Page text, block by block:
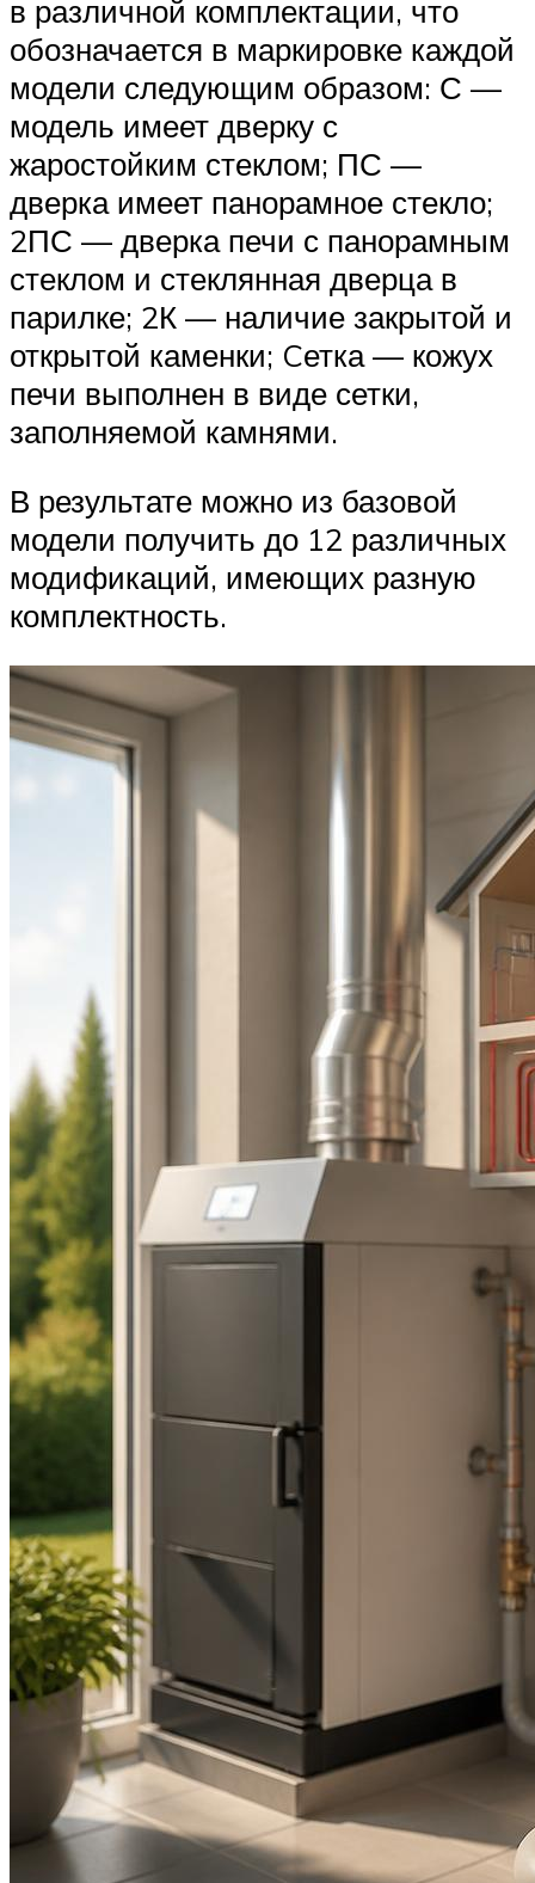
в различной комплектации, что
обозначается в маркировке каждой
модели следующим образом: С —
модель имеет дверку с
жаростойким стеклом; ПС —
дверка имеет панорамное стекло;
2ПС — дверка печи с панорамным
стеклом и стеклянная дверца в
парилке; 2К — наличие закрытой и
открытой каменки; Cетка — кожух
печи выполнен в виде сетки,
заполняемой камнями.
В результате можно из базовой
модели получить до 12 различных
модификаций, имеющих разную
комплектность.